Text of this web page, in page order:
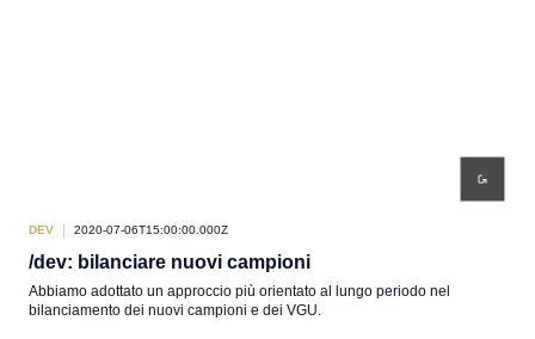
DEV 2020-07-06T15:00:00.000Z
/dev: bilanciare nuovi campioni
Abbiamo adottato un approccio più orientato al lungo periodo nel
bilanciamento dei nuovi campioni e dei VGU.